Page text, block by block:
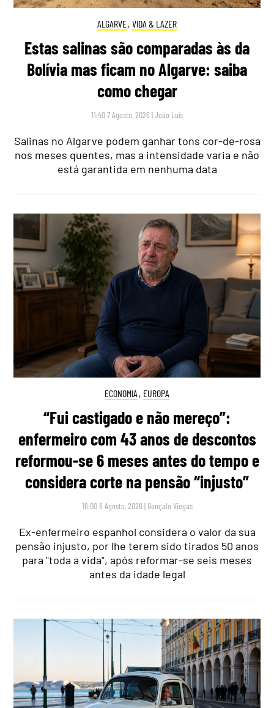
ALGARVE, VIDA & LAZER
Estas salinas são comparadas às da
Bolívia mas ficam no Algarve: saiba
como chegar
11:40 7 Agosto, 2026 |João Luís
Salinas no Algarve podem ganhar tons cor-de-rosa
nos meses quentes, mas a intensidade varia e não
está garantida em nenhuma data
ECONOMIA , EUROPA
“Fui castigado e não mereço”:
enfermeiro com 43 anos de descontos
reformou-se 6 meses antes do tempo e
considera corte na pensão “injusto”
16:00 6 Agosto, 2026 | Gonçalo Viegas
Ex-enfermeiro espanhol considera o valor da sua
pensão injusto, por lhe terem sido tirados 50 anos
para "toda a vida", após reformar-se seis meses
antes da idade legal